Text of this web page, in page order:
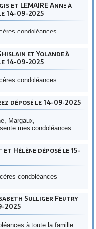
et LEMAIRE Anne à
14-09-2025
condoléances.
et Yolande à
14-09-2025
condoléances.
déposé le 14-09-2025
Margaux,
mes condoléances
Hélène déposé le 15-
condoléances
Sulliger Feutry
2025
à toute la famille.